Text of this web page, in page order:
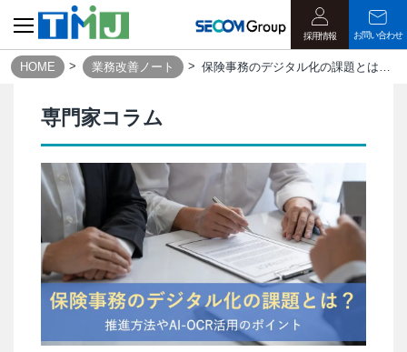
採用情報 お問い合わせ
HOME 業務改善ノート 保険事務のデジタル化の課題とは？推進方法やAI-OCR活用のポイント
専門家コラム